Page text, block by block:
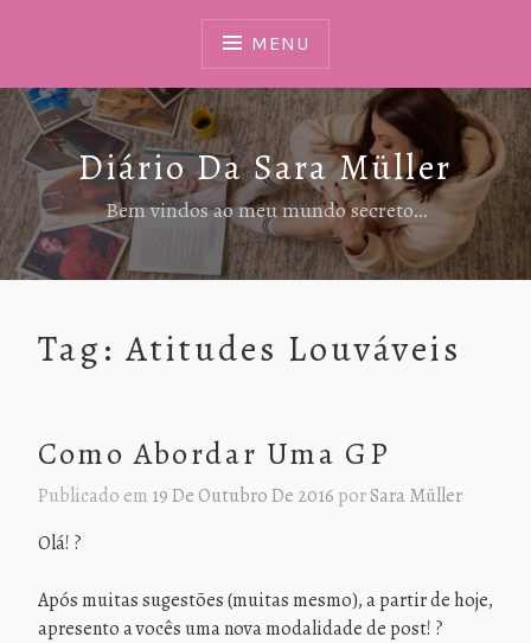
MENU
Diário Da Sara Müller
Bem vindos ao meu mundo secreto…
Tag: Atitudes Louváveis
Como Abordar Uma GP
Publicado em 19 De Outubro De 2016 porSara Müller
Olá! ?
Após muitas sugestões (muitas mesmo), a partir de hoje,
apresento a vocês uma nova modalidade de post! ?